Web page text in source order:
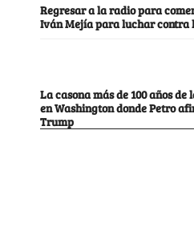
Regresar a la radio para
Iván Mejía para luchar contra
La casona más de 100 años
en Washington donde Petro
Trump